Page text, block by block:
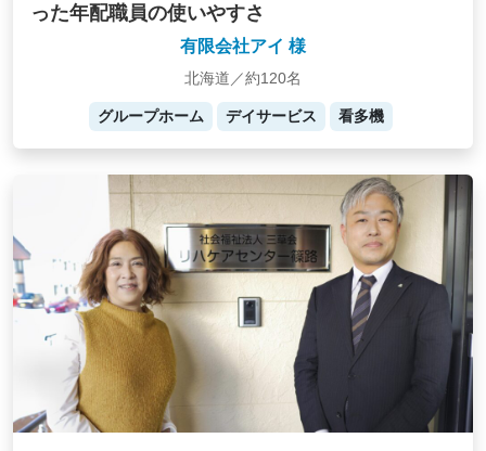
った年配職員の使いやすさ
有限会社アイ 様
北海道／約120名
グループホーム デイサービス 看多機